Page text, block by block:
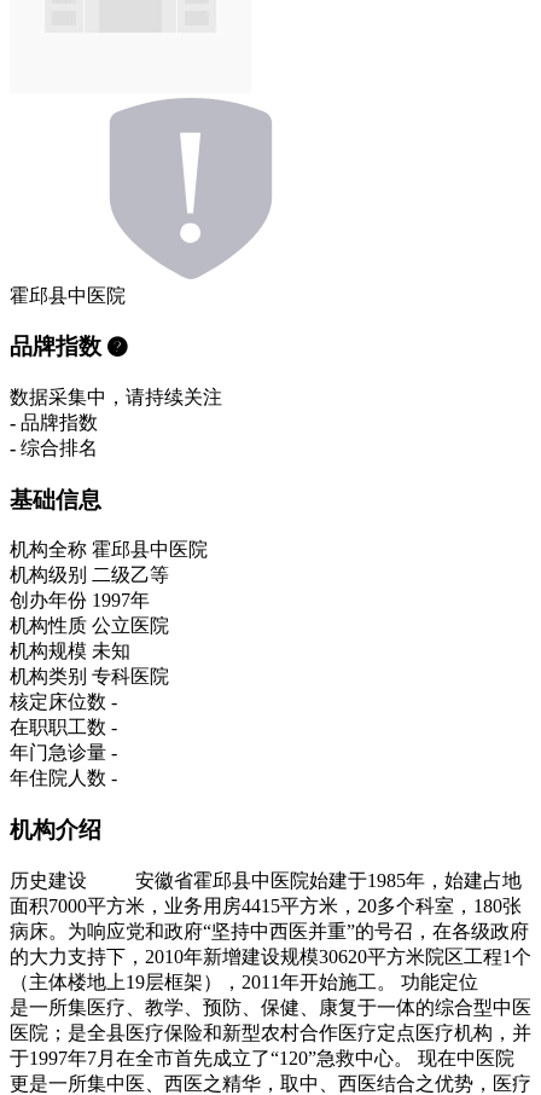
霍邱县中医院
品牌指数
数据采集中，请持续关注
- 品牌指数
- 综合排名
基础信息
机构全称 霍邱县中医院
机构级别 二级乙等
创办年份 1997年
机构性质 公立医院
机构规模 未知
机构类别 专科医院
核定床位数 -
在职职工数 -
年门急诊量 -
年住院人数 -
机构介绍
历史建设 安徽省霍邱县中医院始建于1985年，始建占地
面积7000平方米，业务用房4415平方米，20多个科室，180张
病床。为响应党和政府“坚持中西医并重”的号召，在各级政府
的大力支持下，2010年新增建设规模30620平方米院区工程1个
（主体楼地上19层框架），2011年开始施工。 功能定位
是一所集医疗、教学、预防、保健、康复于一体的综合型中医
医院；是全县医疗保险和新型农村合作医疗定点医疗机构，并
于1997年7月在全市首先成立了“120”急救中心。 现在中医院
更是一所集中医、西医之精华，取中、西医结合之优势，医疗